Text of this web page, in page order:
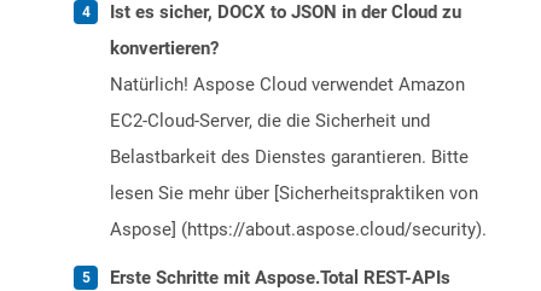
Ist es sicher, DOCX to JSON in der Cloud zu
konvertieren?
Natürlich! Aspose Cloud verwendet Amazon
EC2-Cloud-Server, die die Sicherheit und
Belastbarkeit des Dienstes garantieren. Bitte
lesen Sie mehr über [Sicherheitspraktiken von
Aspose] (https://about.aspose.cloud/security).
Erste Schritte mit Aspose.Total REST-APIs